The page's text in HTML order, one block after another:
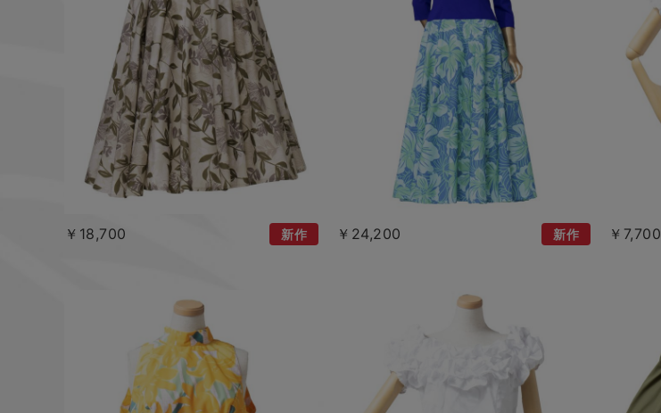
￥18,700 新作 ￥24,200 新作 ￥7,700